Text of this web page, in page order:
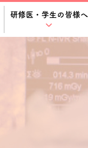
研修医・学生の皆様へ